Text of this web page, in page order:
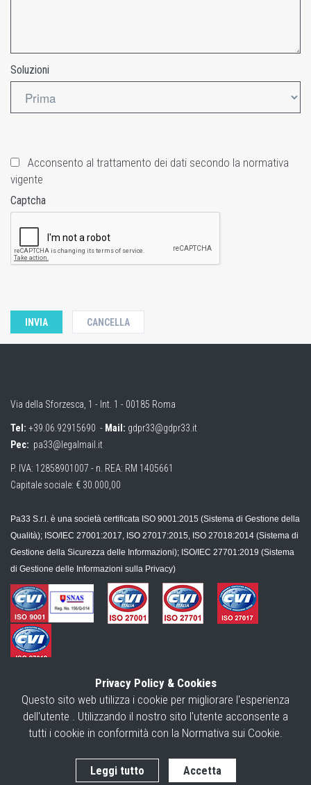
Privacy Policy & Cookies
Questo sito web utilizza i cookie per migliorare l'esperienza
dell'utente . Utilizzando il nostro sito l'utente acconsente a
tutti i cookie in conformità con la Normativa sui Cookie.
Leggi tutto Accetta
Soluzioni
Acconsento al trattamento dei dati secondo la normativa
vigente
Captcha
Via della Sforzesca, 1 - Int. 1 - 00185 Roma
Tel: +39.06.92915690 - Mail: gdpr33@gdpr33.it
Pec: pa33@legalmail.it
P. IVA: 12858901007 - n. REA: RM 1405661
Capitale sociale: € 30.000,00
Pa33 S.r.l. è una società certificata ISO 9001:2015 (Sistema di Gestione della
Qualità); ISO/IEC 27001:2017, ISO 27017:2015, ISO 27018:2014 (Sistema di
Gestione della Sicurezza delle Informazioni); ISO/IEC 27701:2019 (Sistema
di Gestione delle Informazioni sulla Privacy)
GDPR33 | Powered by Webgenesys
Modello per l'esercizio dei diritti